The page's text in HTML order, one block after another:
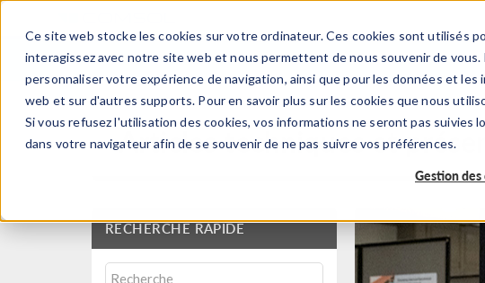
Ce site web stocke les cookies sur votre ordinateur. Ces cookies sont utilisés
interagissez avec notre site web et nous permettent de nous souvenir de
personnaliser votre expérience de navigation, ainsi que pour les données et
web et sur d'autres supports. Pour en savoir plus sur les cookies que nous
Si vous refusez l'utilisation des cookies, vos informations ne seront pas suivies
dans votre navigateur afin de se souvenir de ne pas suivre vos préférences.
Gestion
PRODUITS
Articles techniques et
RECHERCHE RAPIDE